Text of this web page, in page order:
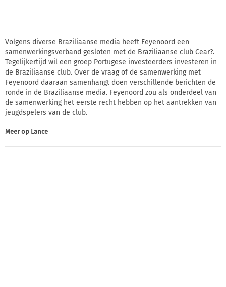
Volgens diverse Braziliaanse media heeft Feyenoord een
samenwerkingsverband gesloten met de Braziliaanse club Cear?.
Tegelijkertijd wil een groep Portugese investeerders investeren in
de Braziliaanse club. Over de vraag of de samenwerking met
Feyenoord daaraan samenhangt doen verschillende berichten de
ronde in de Braziliaanse media. Feyenoord zou als onderdeel van
de samenwerking het eerste recht hebben op het aantrekken van
jeugdspelers van de club.
Meer op Lance